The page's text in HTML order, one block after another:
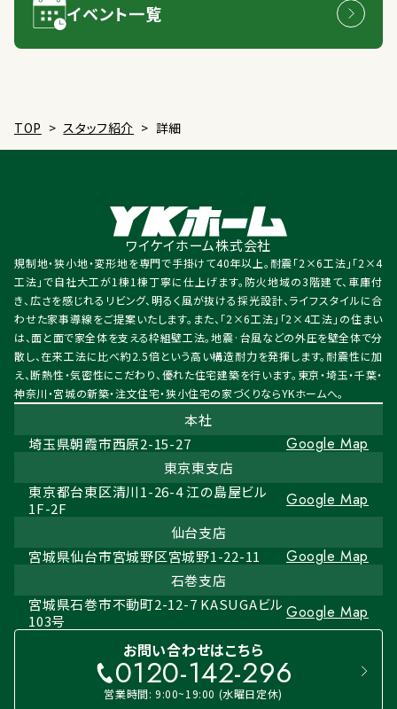
イベント一覧
TOP > スタッフ紹介 > 詳細
ワイケイホーム株式会社
規制地・狭小地・変形地を専門で手掛けて40年以上。耐震「2×6工法」「2×4
工法」で自社大工が1棟1棟丁寧に仕上げます。防火地域の3階建て、車庫付
き、広さを感じれるリビング、明るく風が抜ける採光設計、ライフスタイルに合
わせた家事導線をご提案いたします。また、「2×6工法」「2×4工法」の住まい
は、面と面で家全体を支える枠組壁工法。地震·台風などの外圧を壁全体で分
散し、在来工法に比べ約2.5倍という高い構造耐力を発揮します。耐震性に加
え、断熱性・気密性にこだわり、優れた住宅建築を行います。東京・埼玉・千葉・
神奈川・宮城の新築・注文住宅・狭小住宅の家づくりならYKホームへ。
本社
埼玉県朝霞市西原2-15-27
Google Map
東京東支店
東京都台東区清川1-26-4 江の島屋ビル
1F-2F
Google Map
仙台支店
宮城県仙台市宮城野区宮城野1-22-11
Google Map
石巻支店
宮城県石巻市不動町2-12-7 KASUGAビル
103号
Google Map
お問い合わせはこちら
0120-142-296
営業時間: 9:00~19:00 (水曜日定休)